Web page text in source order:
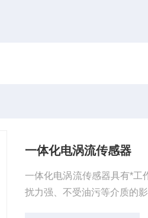
一体化电涡流传感器
一体化电涡流传感器具有*工
扰力强、不受油污等介质的影